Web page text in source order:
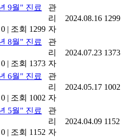
9월" 진료
| 조회 1299
관
리
자
2024.08.16 1299
8월" 진료
| 조회 1373
관
리
자
2024.07.23 1373
6월" 진료
| 조회 1002
관
리
자
2024.05.17 1002
5월" 진료
| 조회 1152
관
리
자
2024.04.09 1152